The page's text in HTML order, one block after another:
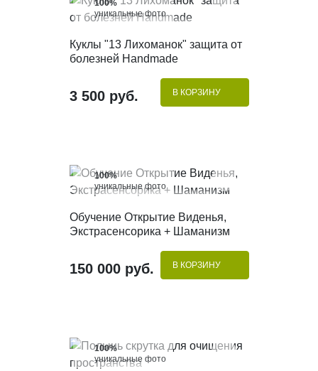
100%
уникальные фото
КУПИТЬ В 1 КЛИК
Куклы "13 Лихоманок" защита от
болезней Handmade
3 500 руб. В КОРЗИНУ
100%
уникальные фото
КУПИТЬ В 1 КЛИК
Обучение Открытие Виденья,
Экстрасенсорика + Шаманизм
150 000 руб. В КОРЗИНУ
100%
уникальные фото